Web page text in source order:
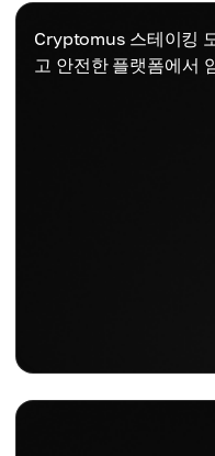
Cryptomus 스테이킹
고 안전한 플랫폼에서